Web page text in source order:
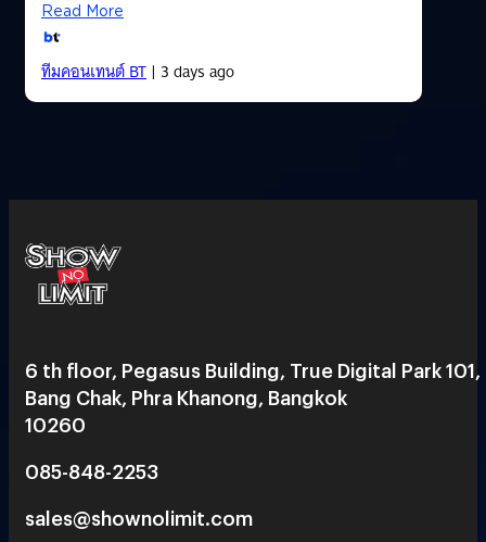
Read More
ทีมคอนเทนต์ BT| 3 days ago
6 th floor, Pegasus Building, True Digital Park 101,
Bang Chak, Phra Khanong, Bangkok
10260
085-848-2253
sales@shownolimit.com